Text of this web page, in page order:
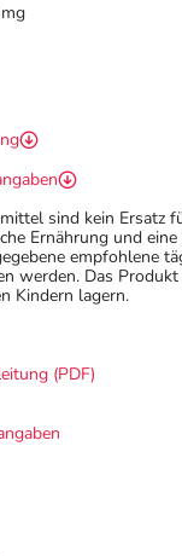
sind kein Ersatz
Ernährung und
empfohlene
werden. Das
Kindern lagern.
(PDF)